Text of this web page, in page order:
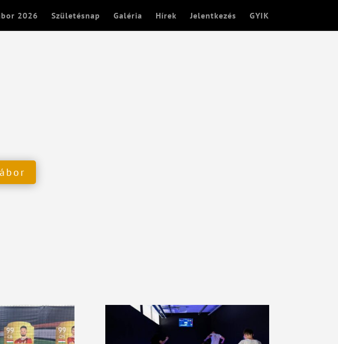
2026 Születésnap Galéria Hírek Jelentkezés GYIK